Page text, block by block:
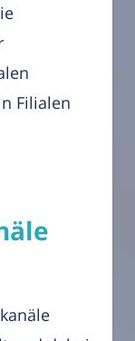
Filialen